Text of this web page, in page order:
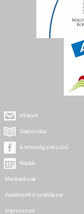
Hírlevél
Sajtószoba
A tehetség sokszínű
Naptár
Munkatársak
Adatkezelési szabályzat
Impresszum